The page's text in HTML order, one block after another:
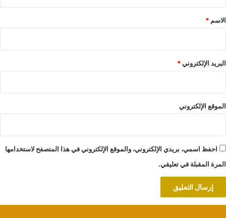
*
الاسم *
البريد الإلكتروني*
الموقع الإلكتروني
احفظ اسمي، بريدي الإلكتروني، والموقع الإلكتروني في هذا المتصفح لاستخدامها
المرة المقبلة في تعليقي.